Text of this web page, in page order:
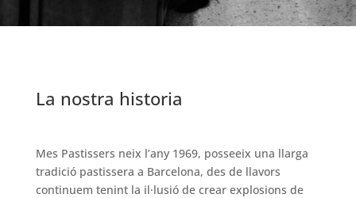
La nostra historia
Mes Pastissers neix l’any 1969, posseeix una llarga
tradició pastissera a Barcelona, des de llavors
continuem tenint la il·lusió de crear explosions de